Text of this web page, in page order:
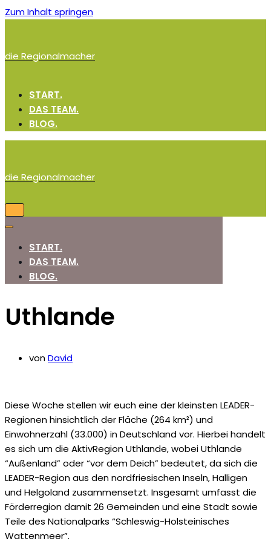
Zum Inhalt springen
die Regionalmacher
START.
DAS TEAM.
BLOG.
die Regionalmacher
Navigation
Navigation
START.
DAS TEAM.
BLOG.
Uthlande
vonDavid
Diese Woche stellen wir euch eine der kleinsten LEADER-
Regionen hinsichtlich der Fläche (264 km²) und
Einwohnerzahl (33.000) in Deutschland vor. Hierbei handelt
es sich um die AktivRegion Uthlande, wobei Uthlande
“Außenland” oder “vor dem Deich” bedeutet, da sich die
LEADER-Region aus den nordfriesischen Inseln, Halligen
und Helgoland zusammensetzt. Insgesamt umfasst die
Förderregion damit 26 Gemeinden und eine Stadt sowie
Teile des Nationalparks “Schleswig-Holsteinisches
Wattenmeer”.